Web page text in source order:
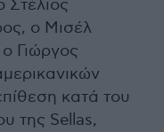
Στέλιος
ο Μισέλ
Γιώργος
κατά του
της Sellas,